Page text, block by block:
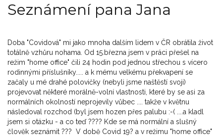
Seznámení pana Jana
Doba "Covidová" mi jako mnoha dalším lidem v ČR obrátila život
totálně vzhůru nohama. Od 15.března jsem v práci přešel na
režim "home office" čili 24 hodin pod jednou střechou s vícero
rodinnými příslušníky..... a k mému velkému překvapení se
začaly u mé drahé polovičky (nebyli jsme naštěstí svoji)
projevovat některé morálně-volní vlastnosti, které by se asi za
normálních okolností neprojevily vůbec .... takže v květnu
následoval rozchod (byl jsem hozen přes palubu :-( ....a kladl
jsem si otázku - a co teď ???? Kde se má normální a slušný
člověk seznámit ??? V době Covid 19? a v režimu "home office"